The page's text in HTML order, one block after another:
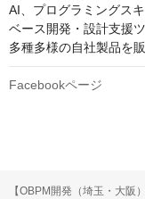
AI、プログラミングス
ベース開発・設計支援
Facebookページ
【OBPM開発（埼玉・大阪